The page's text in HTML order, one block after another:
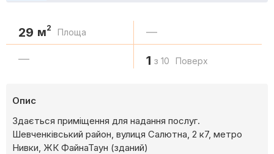
29 м2 Площа —
— 1 з 10 Поверх
Опис
Здається приміщення для надання послуг.
Шевченківський район, вулиця Салютна, 2 к7, метро
Нивки, ЖК ФайнаТаун (зданий)